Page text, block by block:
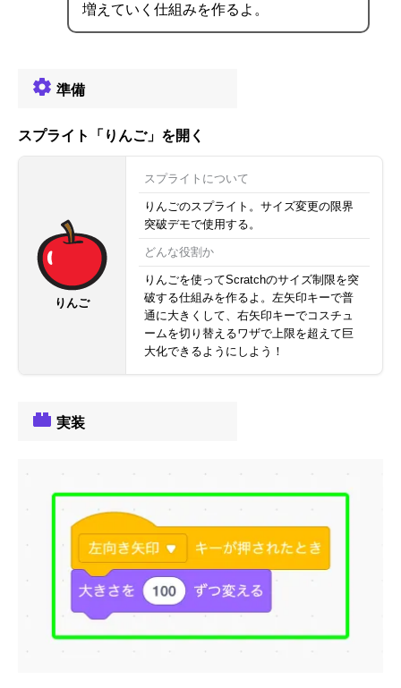
増えていく仕組みを作るよ。
準備
スプライト「りんご」を開く
りんご
スプライトについて
りんごのスプライト。サイズ変更の限界
突破デモで使用する。
どんな役割か
りんごを使ってScratchのサイズ制限を突
破する仕組みを作るよ。左矢印キーで普
通に大きくして、右矢印キーでコスチュ
ームを切り替えるワザで上限を超えて巨
大化できるようにしよう！
実装